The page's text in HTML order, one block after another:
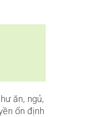
ăn, ngủ,
ổn định